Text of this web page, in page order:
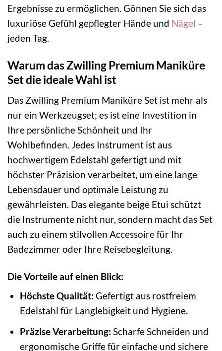
Ergebnisse zu ermöglichen. Gönnen Sie sich das
luxuriöse Gefühl gepflegter Hände und Nägel –
jeden Tag.
Warum das Zwilling Premium Maniküre
Set die ideale Wahl ist
Das Zwilling Premium Maniküre Set ist mehr als
nur ein Werkzeugset; es ist eine Investition in
Ihre persönliche Schönheit und Ihr
Wohlbefinden. Jedes Instrument ist aus
hochwertigem Edelstahl gefertigt und mit
höchster Präzision verarbeitet, um eine lange
Lebensdauer und optimale Leistung zu
gewährleisten. Das elegante beige Etui schützt
die Instrumente nicht nur, sondern macht das Set
auch zu einem stilvollen Accessoire für Ihr
Badezimmer oder Ihre Reisebegleitung.
Die Vorteile auf einen Blick:
Höchste Qualität: Gefertigt aus rostfreiem
Edelstahl für Langlebigkeit und Hygiene.
Präzise Verarbeitung: Scharfe Schneiden und
ergonomische Griffe für einfache und sichere